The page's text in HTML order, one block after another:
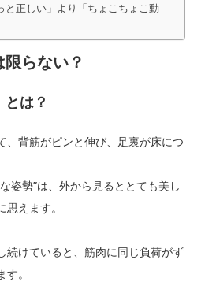
と正しい」より「ちょこちょこ動
らない？
は？
、背筋がピンと伸び、足裏が床につ
姿勢”は、外から見るととても美し
えます。
続けていると、筋肉に同じ負荷がず
。